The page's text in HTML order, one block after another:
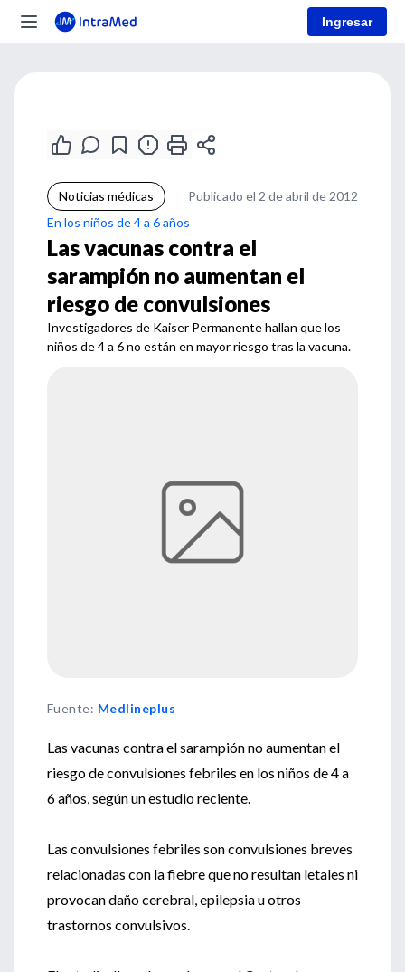
Ingresar
Noticias médicas
Publicado el 2 de abril de 2012
En los niños de 4 a 6 años
Las vacunas contra el
sarampión no aumentan el
riesgo de convulsiones
Investigadores de Kaiser Permanente hallan que los
niños de 4 a 6 no están en mayor riesgo tras la vacuna.
Fuente: Medlineplus
Las vacunas contra el sarampión no aumentan el
riesgo de convulsiones febriles en los niños de 4 a
6 años, según un estudio reciente.
Las convulsiones febriles son convulsiones breves
relacionadas con la fiebre que no resultan letales ni
provocan daño cerebral, epilepsia u otros
trastornos convulsivos.